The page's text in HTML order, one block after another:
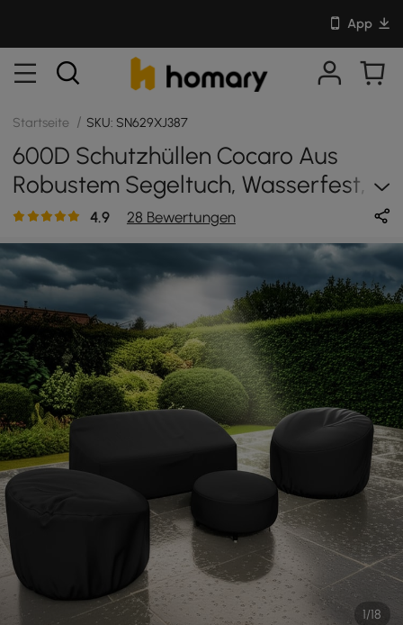
App
Startseite / SKU: SN629XJ387
600D Schutzhüllen Cocaro Aus
Robustem Segeltuch, Wasserfest,
Für Den Außenbereich
4.9 28 Bewertungen
1/18